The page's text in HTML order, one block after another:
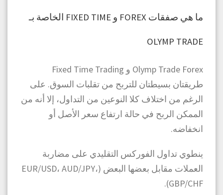
ما هي صفقات FOREX و FIXED TIME الخاصة بـ
OLYMP TRADE
Olymp Trade Forex و Fixed Time Trading
طريقتان بسيطتان للتربح من تقلبات السوق. على
الرغم من اختلاف كلا النوعين من التداول، إلا أنه من
الممكن الربح في حالة ارتفاع سعر الأصل أو
انخفاضه.
ينطوي تداول الفوركس التقليدي على مضاربة
العملات مقابل بعضها البعض (EUR/USD، AUD/JPY،
GBP/CHF).